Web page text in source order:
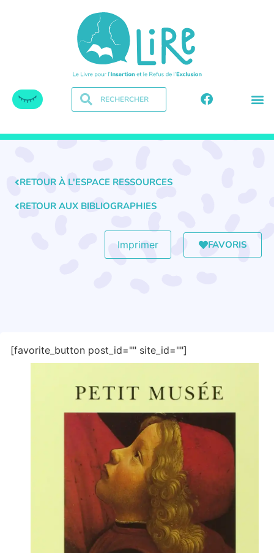
RETOUR À L'ESPACE RESSOURCES
RETOUR AUX BIBLIOGRAPHIES
Imprimer FAVORIS
[favorite_button post_id="" site_id=""]